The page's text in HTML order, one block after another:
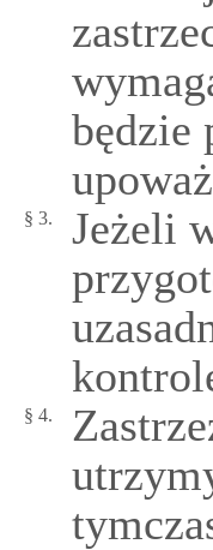
będzie
§ 3.
Jeżeli
§ 4.